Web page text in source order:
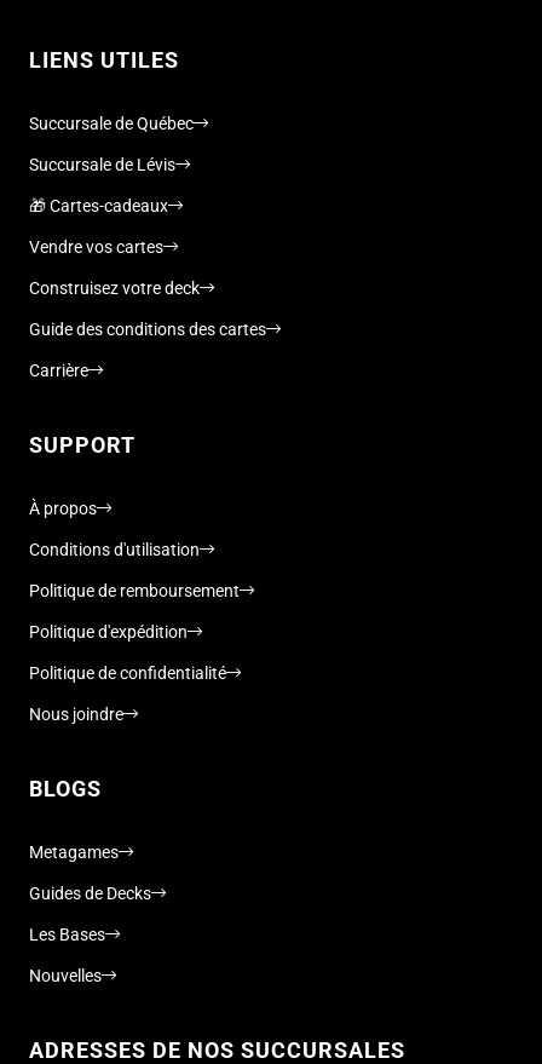
LIENS UTILES
Succursale de Québec
Succursale de Lévis
🎁 Cartes-cadeaux
Vendre vos cartes
Construisez votre deck
Guide des conditions des cartes
Carrière
SUPPORT
À propos
Conditions d'utilisation
Politique de remboursement
Politique d'expédition
Politique de confidentialité
Nous joindre
BLOGS
Metagames
Guides de Decks
Les Bases
Nouvelles
ADRESSES DE NOS SUCCURSALES